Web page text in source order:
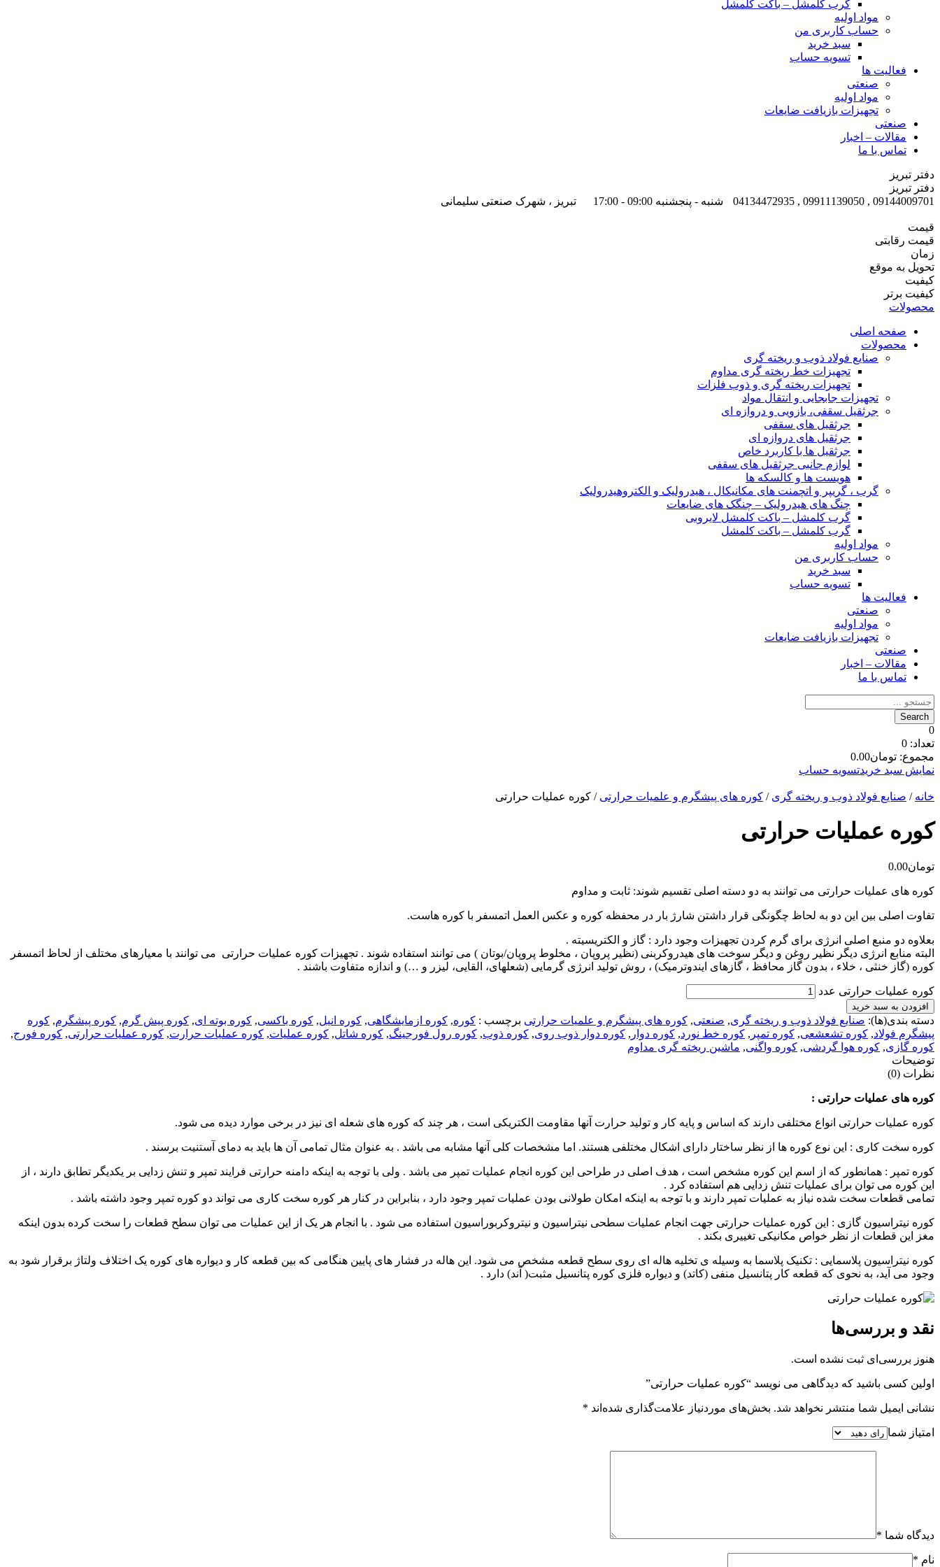
گرب کلمشل – باکت کلمشل
مواد اولیه
حساب کاربری من
سبد خرید
تسویه حساب
فعالیت ها
صنعتی
مواد اولیه
تجهیزات بازیافت ضایعات
صنعتی
مقالات – اخبار
تماس با ما
دفتر تبریز
دفتر تبریز
09144009701 , 09911139050 , 04134472935
شنبه - پنجشنبه 09:00 - 17:00 تبریز ، شهرک صنعتی سلیمانی
قیمت
قیمت رقابتی
زمان
تحویل به موقع
کیفیت
کیفیت برتر
محصولات
صفحه اصلی
محصولات
صنایع فولاد ذوب و ریخته گری
تجهیزات خط ریخته گری مداوم
تجهیزات ریخته گری و ذوب فلزات
تجهیزات جابجایی و انتقال مواد
جرثقیل سقفی، بازویی و دروازه ای
جرثقیل های سقفی
جرثقیل های دروازه ای
جرثقیل ها با کاربرد خاص
لوازم جانبی جرثقیل های سقفی
هویست ها و کالسکه ها
گرب ، گریپر و اتچمنت های مکانیکال ، هیدرولیک و الکتروهیدرولیک
چنگ های هیدرولیک – چنگک های ضایعات
گرب کلمشل – باکت کلمشل لایروبی
گرب کلمشل – باکت کلمشل
مواد اولیه
حساب کاربری من
سبد خرید
تسویه حساب
فعالیت ها
صنعتی
مواد اولیه
تجهیزات بازیافت ضایعات
صنعتی
مقالات – اخبار
تماس با ما
0
تعداد: 0
مجموع: تومان0.00
نمایش سبد خریدتسویه حساب
خانه / صنایع فولاد ذوب و ریخته گری / کوره های پیشگرم و علمیات حرارتی / کوره عملیات حرارتی
کوره عملیات حرارتی
تومان0.00
کوره های عملیات حرارتی می توانند به دو دسته اصلی تقسیم شوند: ثابت و مداوم
تفاوت اصلی بین این دو به لحاظ چگونگی قرار داشتن شارژ بار در محفظه کوره و عکس العمل اتمسفر با کوره هاست.
بعلاوه دو منبع اصلی انرژی برای گرم کردن تجهیزات وجود دارد : گاز و الکتریسیته .
البته منابع انرژی دیگر نظیر روغن و دیگر سوخت های هیدروکربنی (نظیر پروپان ، مخلوط پروپان/بوتان ) می توانند استفاده شوند . تجهیزات کوره عملیات حرارتی می توانند با معیارهای مختلف از لحاظ اتمسفر
کوره (گاز خنثی ، خلاء ، بدون گاز محافظ ، گازهای ایندوترمیک) ، روش تولید انرژی گرمایی (شعله­ای، القایی، لیزر و …) و اندازه متفاوت باشند .
کوره عملیات حرارتی عدد
افزودن به سبد خرید
دسته بندی(ها): صنایع فولاد ذوب و ریخته گری, صنعتی, کوره های پیشگرم و علمیات حرارتی برچسب : کوره, کوره ازمایشگاهی, کوره انیل, کوره باکسی, کوره بوته ای, کوره پیش گرم, کوره پیشگرم, کوره
پیشگرم فولاد, کوره تشعشعی, کوره تمپر , کوره خط نورد, کوره دوار , کوره دوار ذوب روی, کوره ذوب, کوره رول فورجینگ, کوره شاتل, کوره عملیات, کوره عملیات حرارت, کوره عملیات حرارتی, کوره فورج,
کوره گازی, کوره هوا گردشی, کوره واگنی, ماشین ریخته گری مداوم
توضیحات
نظرات (0)
کوره های عملیات حرارتی :
کوره عملیات حرارتی انواع مختلفی دارند که اساس و پایه کار و تولید حرارت آنها مقاومت الکتریکی است ، هر چند که کوره های شعله ای نیز در برخی موارد دیده می شود.
کوره سخت کاری : این نوع کوره ها از نظر ساختار دارای اشکال مختلفی هستند. اما مشخصات کلی آنها مشابه می باشد . به عنوان مثال تمامی آن ها باید به دمای آستنیت برسند .
کوره تمپر : همانطور که از اسم این کوره مشخص است ، هدف اصلی در طراحی این کوره انجام عملیات تمپر می باشد . ولی با توجه به اینکه دامنه حرارتی فرایند تمپر و تنش زدایی بر یکدیگر تطابق دارند ، از
این کوره می توان برای عملیات تنش زدایی هم استفاده کرد .
تمامی قطعات سخت شده نیاز به عملیات تمپر دارند و با توجه به اینکه امکان طولانی بودن عملیات تمپر وجود دارد ، بنابراین در کنار هر کوره سخت کاری می تواند دو کوره تمپر وجود داشته باشد .
کوره نیتراسیون گازی : این کوره عملیات حرارتی جهت انجام عملیات سطحی نیتراسیون و نیتروکربوراسیون استفاده می شود . با انجام هر یک از این عملیات می توان سطح قطعات را سخت کرده بدون اینکه
مغز این قطعات از نظر خواص مکانیکی تغییری بکند .
کوره نیتراسیون پلاسمایی : تکنیک پلاسما به وسیله ی تخلیه هاله ای روی سطح قطعه مشخص می شود. این هاله در فشار های پایین هنگامی که بین قطعه کار و دیواره های کوره یک اختلاف ولتاژ برقرار شود به
وجود می آید، به نحوی که قطعه کار پتانسیل منفی (کاتد) و دیواره فلزی کوره پتانسیل مثبت( آند) دارد .
نقد و بررسی‌ها
هنوز بررسی‌ای ثبت نشده است.
اولین کسی باشید که دیدگاهی می نویسد “کوره عملیات حرارتی”
نشانی ایمیل شما منتشر نخواهد شد. بخش‌های موردنیاز علامت‌گذاری شده‌اند *
امتیاز شما
دیدگاه شما *
نام *